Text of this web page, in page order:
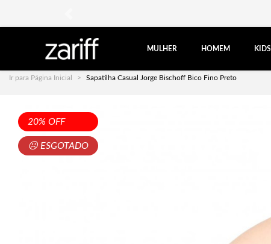
MULHER HOMEM KIDS
Ir para Página Inicial Sapatilha Casual Jorge Bischoff Bico Fino Preto
20% OFF
☹ ESGOTADO